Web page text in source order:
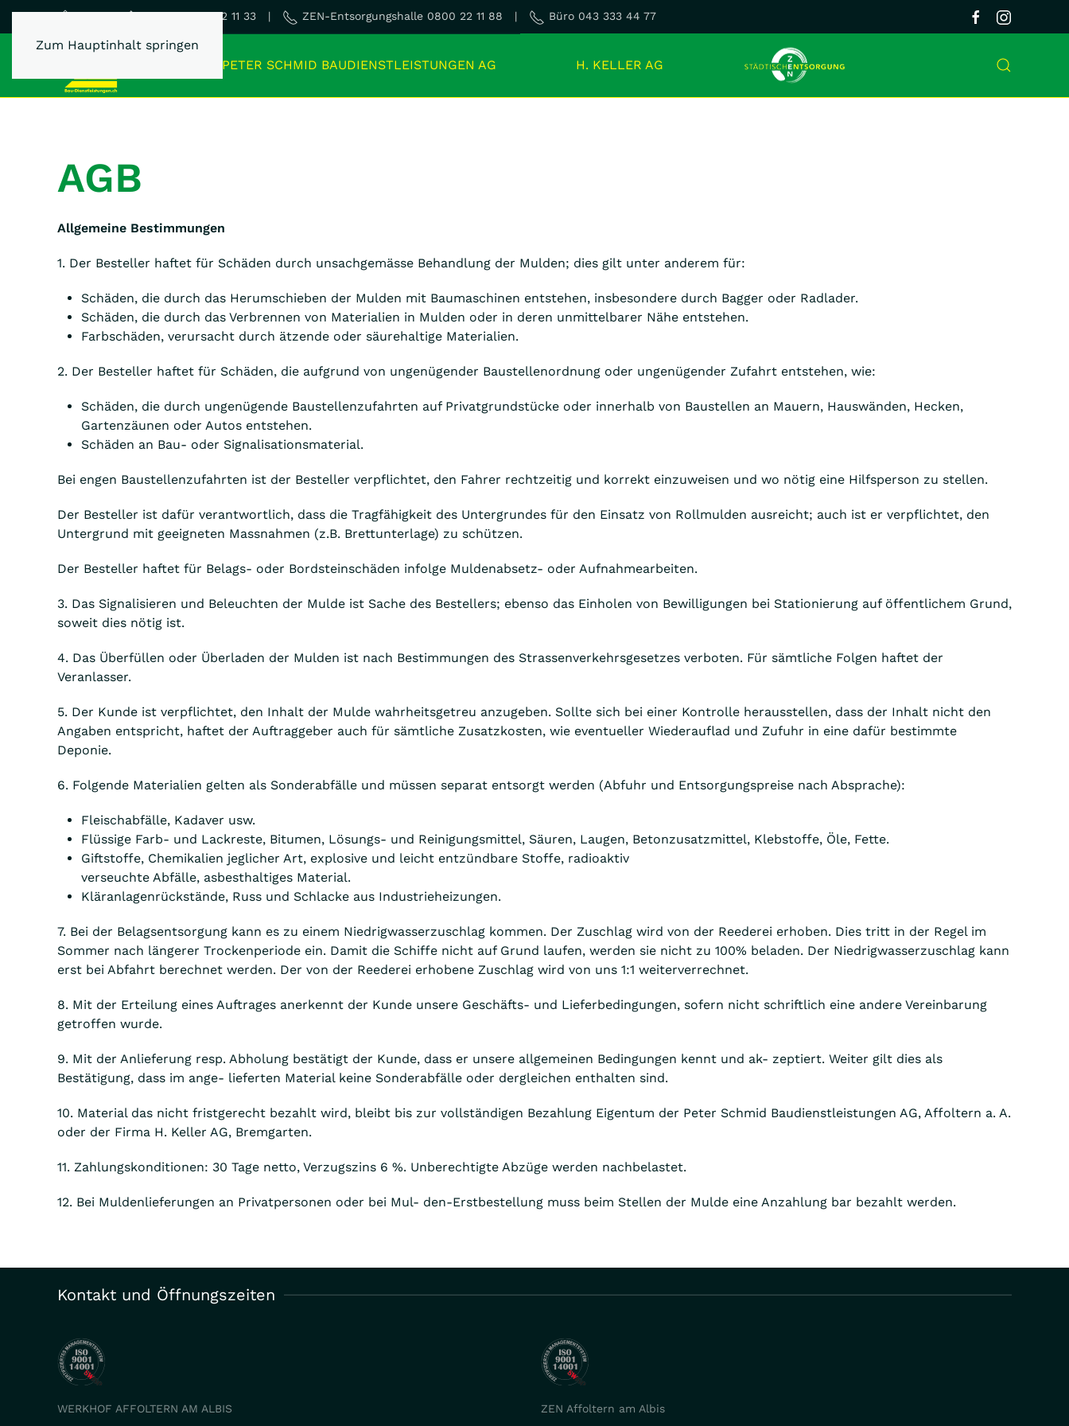
Zum Hauptinhalt springen
Home Dispo 0800 22 11 33 | ZEN-Entsorgungshalle 0800 22 11 88 | Büro 043 333 44 77
PETER SCHMID BAUDIENSTLEISTUNGEN AG H. KELLER AG
AGB
Allgemeine Bestimmungen
1. Der Besteller haftet für Schäden durch unsachgemässe Behandlung der Mulden; dies gilt unter anderem für:
Schäden, die durch das Herumschieben der Mulden mit Baumaschinen entstehen, insbesondere durch Bagger oder Radlader.
Schäden, die durch das Verbrennen von Materialien in Mulden oder in deren unmittelbarer Nähe entstehen.
Farbschäden, verursacht durch ätzende oder säurehaltige Materialien.
2. Der Besteller haftet für Schäden, die aufgrund von ungenügender Baustellenordnung oder ungenügender Zufahrt entstehen, wie:
Schäden, die durch ungenügende Baustellenzufahrten auf Privatgrundstücke oder innerhalb von Baustellen an Mauern, Hauswänden, Hecken,
Gartenzäunen oder Autos entstehen.
Schäden an Bau- oder Signalisationsmaterial.
Bei engen Baustellenzufahrten ist der Besteller verpflichtet, den Fahrer rechtzeitig und korrekt einzuweisen und wo nötig eine Hilfsperson zu stellen.
Der Besteller ist dafür verantwortlich, dass die Tragfähigkeit des Untergrundes für den Einsatz von Rollmulden ausreicht; auch ist er verpflichtet, den
Untergrund mit geeigneten Massnahmen (z.B. Brettunterlage) zu schützen.
Der Besteller haftet für Belags- oder Bordsteinschäden infolge Muldenabsetz- oder Aufnahmearbeiten.
3. Das Signalisieren und Beleuchten der Mulde ist Sache des Bestellers; ebenso das Einholen von Bewilligungen bei Stationierung auf öffentlichem Grund,
soweit dies nötig ist.
4. Das Überfüllen oder Überladen der Mulden ist nach Bestimmungen des Strassenverkehrsgesetzes verboten. Für sämtliche Folgen haftet der
Veranlasser.
5. Der Kunde ist verpflichtet, den Inhalt der Mulde wahrheitsgetreu anzugeben. Sollte sich bei einer Kontrolle herausstellen, dass der Inhalt nicht den
Angaben entspricht, haftet der Auftraggeber auch für sämtliche Zusatzkosten, wie eventueller Wiederauflad und Zufuhr in eine dafür bestimmte
Deponie.
6. Folgende Materialien gelten als Sonderabfälle und müssen separat entsorgt werden (Abfuhr und Entsorgungspreise nach Absprache):
Fleischabfälle, Kadaver usw.
Flüssige Farb- und Lackreste, Bitumen, Lösungs- und Reinigungsmittel, Säuren, Laugen, Betonzusatzmittel, Klebstoffe, Öle, Fette.
Giftstoffe, Chemikalien jeglicher Art, explosive und leicht entzündbare Stoffe, radioaktiv
verseuchte Abfälle, asbesthaltiges Material.
Kläranlagenrückstände, Russ und Schlacke aus Industrieheizungen.
7. Bei der Belagsentsorgung kann es zu einem Niedrigwasserzuschlag kommen. Der Zuschlag wird von der Reederei erhoben. Dies tritt in der Regel im
Sommer nach längerer Trockenperiode ein. Damit die Schiffe nicht auf Grund laufen, werden sie nicht zu 100% beladen. Der Niedrigwasserzuschlag kann
erst bei Abfahrt berechnet werden. Der von der Reederei erhobene Zuschlag wird von uns 1:1 weiterverrechnet.
8. Mit der Erteilung eines Auftrages anerkennt der Kunde unsere Geschäfts- und Lieferbedingungen, sofern nicht schriftlich eine andere Vereinbarung
getroffen wurde.
9. Mit der Anlieferung resp. Abholung bestätigt der Kunde, dass er unsere allgemeinen Bedingungen kennt und ak- zeptiert. Weiter gilt dies als
Bestätigung, dass im ange- lieferten Material keine Sonderabfälle oder dergleichen enthalten sind.
10. Material das nicht fristgerecht bezahlt wird, bleibt bis zur vollständigen Bezahlung Eigentum der Peter Schmid Baudienstleistungen AG, Affoltern a. A.
oder der Firma H. Keller AG, Bremgarten.
11. Zahlungskonditionen: 30 Tage netto, Verzugszins 6 %. Unberechtigte Abzüge werden nachbelastet.
12. Bei Muldenlieferungen an Privatpersonen oder bei Mul- den-Erstbestellung muss beim Stellen der Mulde eine Anzahlung bar bezahlt werden.
Kontakt und Öffnungszeiten
WERKHOF AFFOLTERN AM ALBIS ZEN Affoltern am Albis